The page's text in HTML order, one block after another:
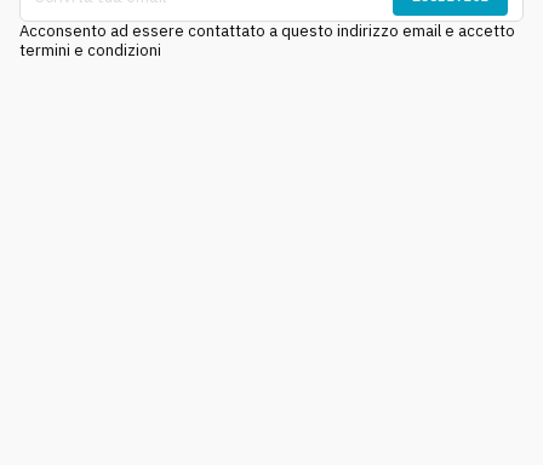
Acconsento ad essere contattato a questo indirizzo email e accetto
termini e condizioni